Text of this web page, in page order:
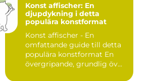
Konst affischer: En
djupdykning i detta
populära konstformat
Konst affischer - En
omfattande guide till detta
populära konstformat En
övergripande, grundlig öv...